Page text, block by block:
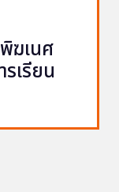
ฆเนศ
เรียน